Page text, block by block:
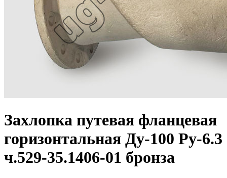
Захлопка путевая фланцевая
горизонтальная Ду-100 Ру-6.3
ч.529-35.1406-01 бронза